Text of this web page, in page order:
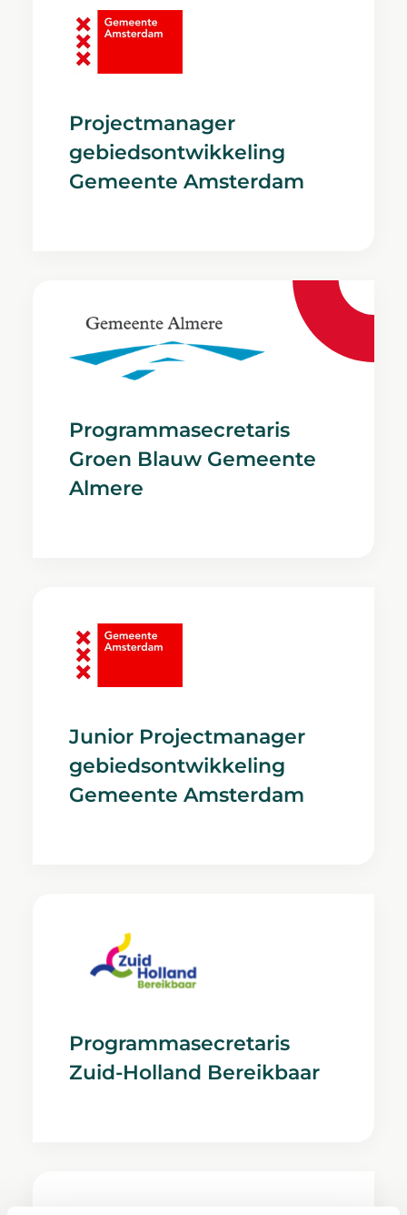
Projectmanager
gebiedsontwikkeling
Gemeente Amsterdam
Programmasecretaris
Groen Blauw Gemeente
Almere
Junior Projectmanager
gebiedsontwikkeling
Gemeente Amsterdam
Programmasecretaris
Zuid-Holland Bereikbaar